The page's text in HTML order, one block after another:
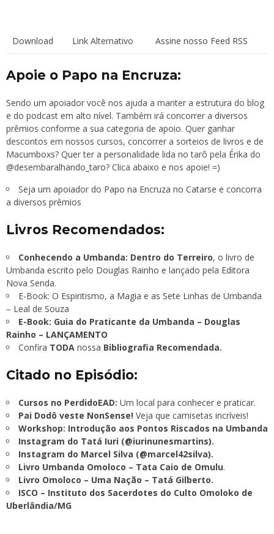
Download Link Alternativo Assine nosso Feed RSS
Apoie o Papo na Encruza:
Sendo um apoiador você nos ajuda a manter a estrutura do blog
e do podcast em alto nível. Também irá concorrer a diversos
prêmios conforme a sua categoria de apoio. Quer ganhar
descontos em nossos cursos, concorrer a sorteios de livros e de
Macumboxs? Quer ter a personalidade lida no tarô pela Érika do
@desembaralhando_taro? Clica abaixo e nos apoie! =)
Seja um apoiador do Papo na Encruza no Catarse e concorra
a diversos prêmios
Livros Recomendados:
Conhecendo a Umbanda: Dentro do Terreiro, o livro de
Umbanda escrito pelo Douglas Rainho e lançado pela Editora
Nova Senda.
E-Book: O Espiritismo, a Magia e as Sete Linhas de Umbanda
– Leal de Souza
E-Book: Guia do Praticante da Umbanda – Douglas
Rainho – LANÇAMENTO
Confira TODA nossa Bibliografia Recomendada.
Citado no Episódio:
Cursos no PerdidoEAD: Um local para conhecer e praticar.
Pai Dodô veste NonSense! Veja que camisetas incríveis!
Workshop: Introdução aos Pontos Riscados na Umbanda
Instagram do Tatá Iuri (@iurinunesmartins).
Instagram do Marcel Silva (@marcel42silva).
Livro Umbanda Omoloco – Tata Caio de Omulu.
Livro Omoloco – Uma Nação – Tatá Gilberto.
ISCO – Instituto dos Sacerdotes do Culto Omoloko de
Uberlândia/MG